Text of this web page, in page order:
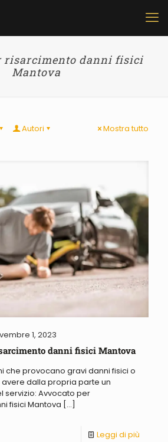
risarcimento danni fisici
Mantova
Autori Mostra tutto
1, 2023
danni fisici Mantova
che provocano gravi danni fisici o
dalla propria parte un
servizio: Avvocato per
fisici Mantova […]
Leggi di più